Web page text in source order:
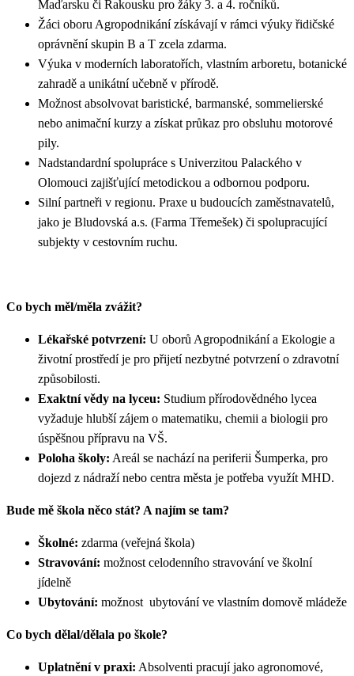
Maďarsku či Rakousku pro žáky 3. a 4. ročníků.
Žáci oboru Agropodnikání získávají v rámci výuky řidičské
oprávnění skupin B a T zcela zdarma.
Výuka v moderních laboratořích, vlastním arboretu, botanické
zahradě a unikátní učebně v přírodě.
Možnost absolvovat baristické, barmanské, sommelierské
nebo animační kurzy a získat průkaz pro obsluhu motorové
pily.
Nadstandardní spolupráce s Univerzitou Palackého v
Olomouci zajišťující metodickou a odbornou podporu.
Silní partneři v regionu. Praxe u budoucích zaměstnavatelů,
jako je Bludovská a.s. (Farma Třemešek) či spolupracující
subjekty v cestovním ruchu.
Co bych měl/měla zvážit?
Lékařské potvrzení: U oborů Agropodnikání a Ekologie a
životní prostředí je pro přijetí nezbytné potvrzení o zdravotní
způsobilosti.
Exaktní vědy na lyceu: Studium přírodovědného lycea
vyžaduje hlubší zájem o matematiku, chemii a biologii pro
úspěšnou přípravu na VŠ.
Poloha školy: Areál se nachází na periferii Šumperka, pro
dojezd z nádraží nebo centra města je potřeba využít MHD.
Bude mě škola něco stát? A najím se tam?
Školné: zdarma (veřejná škola)
Stravování: možnost celodenního stravování ve školní
jídelně
Ubytování: možnost ubytování ve vlastním domově mládeže
Co bych dělal/dělala po škole?
Uplatnění v praxi: Absolventi pracují jako agronomové,